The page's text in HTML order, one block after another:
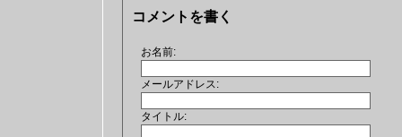
コメントを書く
お名前:
メールアドレス:
タイトル: